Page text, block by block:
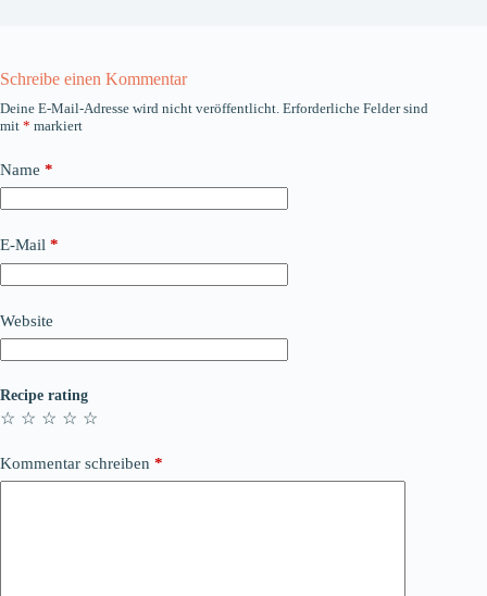
Schreibe einen Kommentar
Deine E-Mail-Adresse wird nicht veröffentlicht. Erforderliche Felder sind
mit * markiert
Name *
E-Mail *
Website
Recipe rating
☆
☆
☆
☆
☆
Kommentar schreiben *